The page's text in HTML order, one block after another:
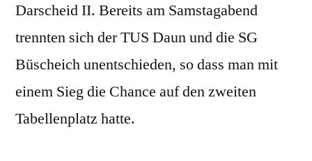
Darscheid II. Bereits am Samstagabend
trennten sich der TUS Daun und die SG
Büscheich unentschieden, so dass man mit
einem Sieg die Chance auf den zweiten
Tabellenplatz hatte.